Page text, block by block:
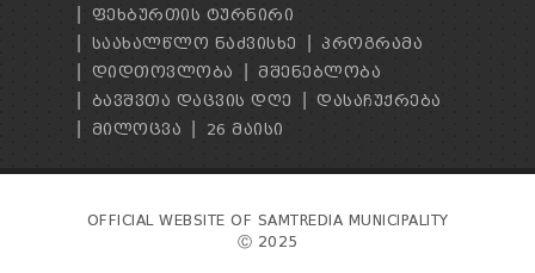
ᲤᲔᲮᲑᲣᲠᲗᲘᲡ ᲢᲣᲠᲜᲘᲠᲘ
ᲡᲐᲐᲮᲐᲚᲬᲚᲝ ᲜᲐᲫᲕᲘᲡᲮᲔ
ᲞᲠᲝᲒᲠᲐᲛᲐ
ᲓᲘᲓᲗᲝᲕᲚᲝᲑᲐ
ᲛᲨᲔᲜᲔᲑᲚᲝᲑᲐ
ᲑᲐᲕᲨᲕᲗᲐ ᲓᲐᲪᲕᲘᲡ ᲓᲦᲔ
ᲓᲐᲡᲐᲩᲣᲥᲠᲔᲑᲐ
ᲛᲘᲚᲝᲪᲕᲐ
26 ᲛᲐᲘᲡᲘ
OFFICIAL WEBSITE OF SAMTREDIA MUNICIPALITY
Ⓒ 2025